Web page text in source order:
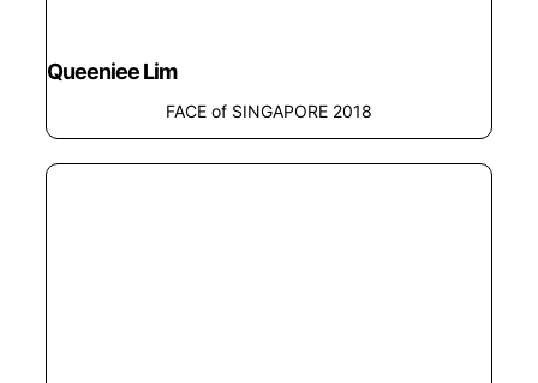
Queeniee Lim
FACE of SINGAPORE 2018